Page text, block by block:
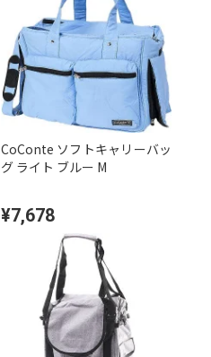
CoConte ソフトキャリーバッ
グ ライト ブルー M
¥7,678